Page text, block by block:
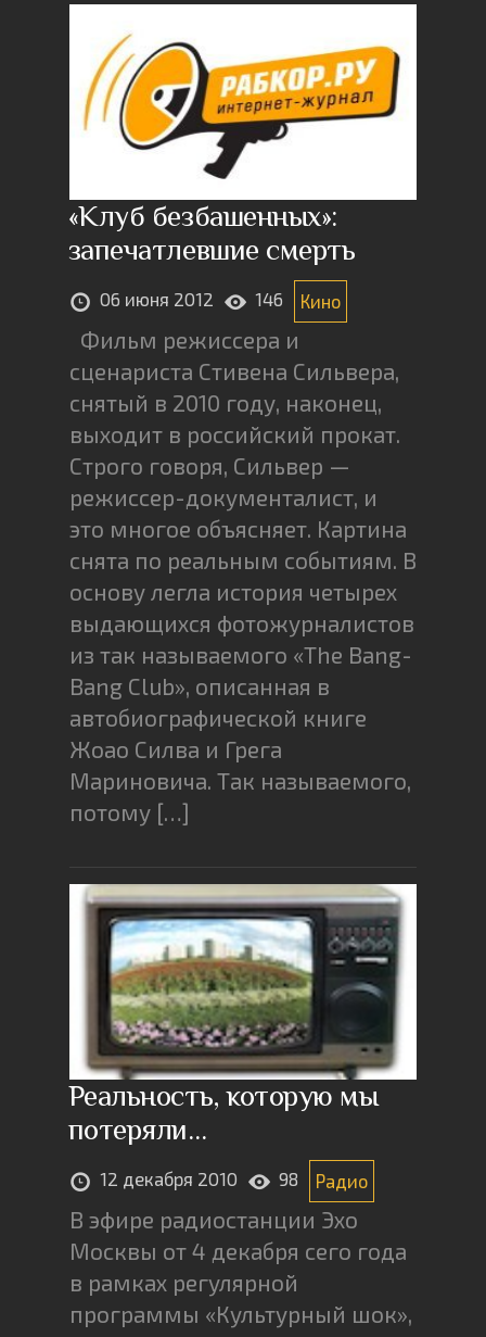
«Клуб безбашенных»:
запечатлевшие смерть
06 июня 2012 146 Кино
Фильм режиссера и
сценариста Стивена Сильвера,
снятый в 2010 году, наконец,
выходит в российский прокат.
Строго говоря, Сильвер —
режиссер-документалист, и
это многое объясняет. Картина
снята по реальным событиям. В
основу легла история четырех
выдающихся фотожурналистов
из так называемого «The Bang-
Bang Club», описанная в
автобиографической книге
Жоао Силва и Грега
Мариновича. Так называемого,
потому […]
Реальность, которую мы
потеряли…
12 декабря 2010 98 Радио
В эфире радиостанции Эхо
Москвы от 4 декабря сего года
в рамках регулярной
программы «Культурный шок»,